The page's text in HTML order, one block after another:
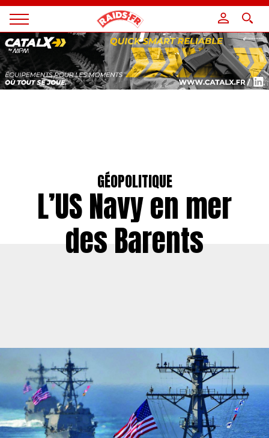
Magazine
Raids
GÉOPOLITIQUE
L’US Navy en mer
des Barents
Panneau de gestion des cookies